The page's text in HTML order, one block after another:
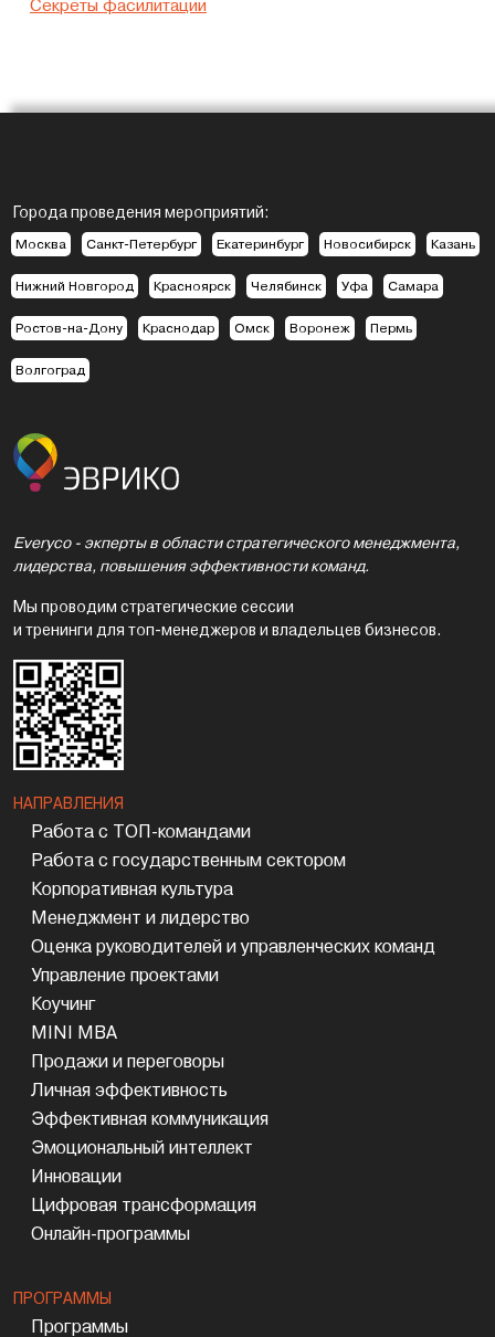
Секреты фасилитации
Города проведения мероприятий:
Москва Санкт-Петербург Екатеринбург Новосибирск Казань
Нижний Новгород Красноярск Челябинск Уфа Самара
Ростов-на-Дону Краснодар Омск Воронеж Пермь
Волгоград
Everyco - экперты в области стратегического менеджмента,
лидерства, повышения эффективности команд.
Мы проводим стратегические сессии
и тренинги для топ-менеджеров и владельцев бизнесов.
НАПРАВЛЕНИЯ
Работа с ТОП-командами
Работа с государственным сектором
Корпоративная культура
Менеджмент и лидерство
Оценка руководителей и управленческих команд
Управление проектами
Коучинг
MINI MBA
Продажи и переговоры
Личная эффективность
Эффективная коммуникация
Эмоциональный интеллект
Инновации
Цифровая трансформация
Онлайн-программы
ПРОГРАММЫ
Программы